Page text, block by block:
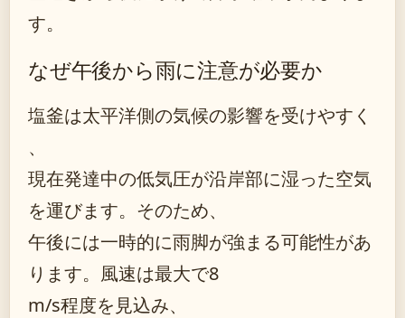
す。
なぜ午後から雨に注意が必要か
塩釜は太平洋側の気候の影響を受けやすく
、
現在発達中の低気圧が沿岸部に湿った空気
を運びます。そのため、
午後には一時的に雨脚が強まる可能性があ
ります。風速は最大で8
m/s程度を見込み、